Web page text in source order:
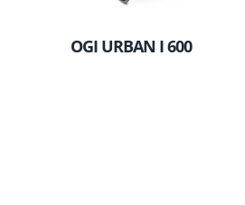
OGI URBAN I 600